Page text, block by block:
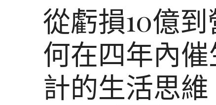
從虧損10億
何在四年內
計的生活思維